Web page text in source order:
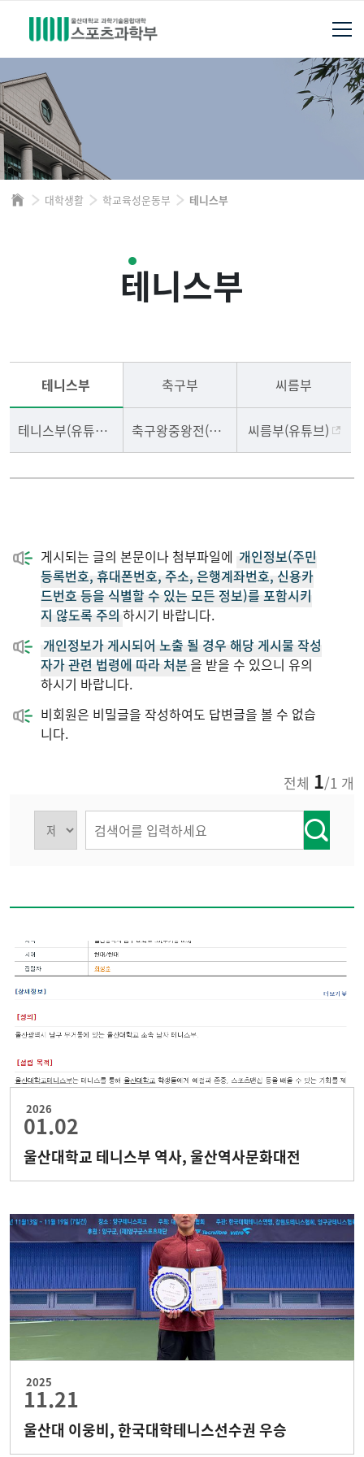
대학생활 학교육성운동부 테니스부
테니스부
테니스부 축구부 씨름부
테니스부(유튜브) 축구왕중왕전(유튜브) 씨름부(유튜브)
게시되는 글의 본문이나 첨부파일에 개인정보(주민
등록번호, 휴대폰번호, 주소, 은행계좌번호, 신용카
드번호 등을 식별할 수 있는 모든 정보)를 포함시키
지 않도록 주의 하시기 바랍니다.
개인정보가 게시되어 노출 될 경우 해당 게시물 작성
자가 관련 법령에 따라 처분을 받을 수 있으니 유의
하시기 바랍니다.
비회원은 비밀글을 작성하여도 답변글을 볼 수 없습
니다.
전체 1/1 개
2026
01.02
울산대학교 테니스부 역사, 울산역사문화대전
2025
11.21
울산대 이웅비, 한국대학테니스선수권 우승